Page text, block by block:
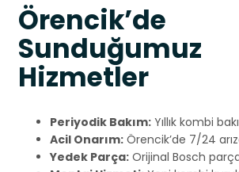
Örencik’de
Sunduğumuz
Hizmetler
Periyodik Bakım: Yıllık kombi
Acil Onarım: Örencik’de 7/24
Yedek Parça: Orijinal Bosch